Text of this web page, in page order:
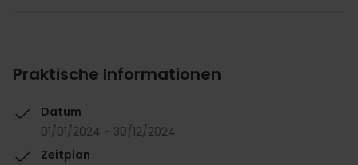
Praktische Informationen
Datum
01/01/2024 - 30/12/2024
Zeitplan